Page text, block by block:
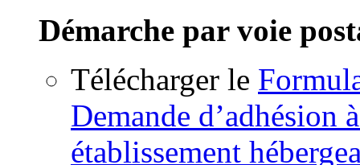
Démarche par voie
Télécharger le
Demande d’adhésion
établissement